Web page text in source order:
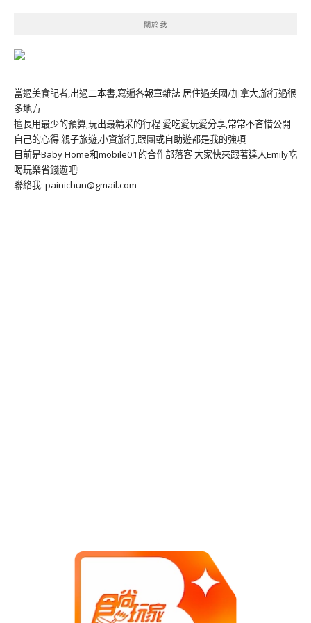
關於我
當過美食記者,出過二本書,寫遍各報章雜誌 居住過美國/加拿大,旅行過很
多地方
擅長用最少的預算,玩出最精采的行程 愛吃愛玩愛分享,常常不吝惜公開
自己的心得 親子旅遊,小資旅行,跟團或自助遊都是我的強項
目前是Baby Home和mobile01的合作部落客 大家快來跟著達人Emily吃
喝玩樂省錢遊吧!
聯絡我: painichun@gmail.com